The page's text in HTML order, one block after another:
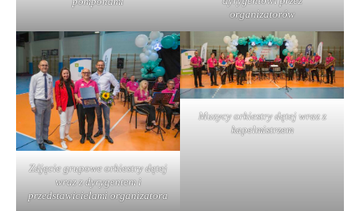
organizatorów
Zdjęcie grupowe orkiestry dętej
wraz z dyrygentem i
przedstawicielami organizatora
Muzycy orkiestry dętej wraz z
kapelmistrzem